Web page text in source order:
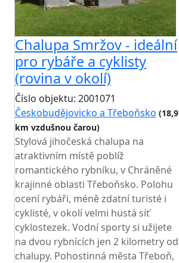
Chalupa Smržov - ideální
pro rybáře a cyklisty
(rovina v okolí)
Číslo objektu: 2001071
Českobudějovicko a Třeboňsko (18,9
km vzdušnou čarou)
Stylová jihočeská chalupa na
atraktivním místě poblíž
romantického rybníku, v Chráněné
krajinné oblasti Třeboňsko. Polohu
ocení rybáři, méně zdatní turisté i
cyklisté, v okolí velmi hustá síť
cyklostezek. Vodní sporty si užijete
na dvou rybnících jen 2 kilometry od
chalupy. Pohostinná města Třeboň,